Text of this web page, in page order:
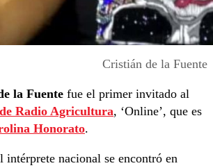
Cristián de la Fuente
la Fuente fue el primer invitado al
Radio Agricultura, ‘Online’, que es
Honorato.
intérprete nacional se encontró en